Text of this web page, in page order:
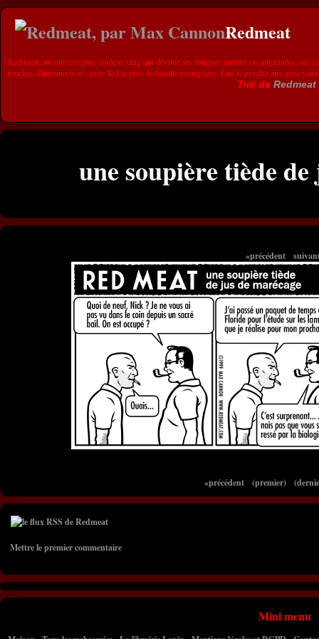
Redmeat
Red meat, un univers gore couleur sang qui dévoile ses longues jambes ensanglantées, ses
touches d'humour noir : avec Ted le père de famille exemplaire, Earl le psycho aux gros
Tiré de Redmeat
une soupière tiède
«précédent
«précédent (premier)
Mettre le premier commentaire
Mini menu